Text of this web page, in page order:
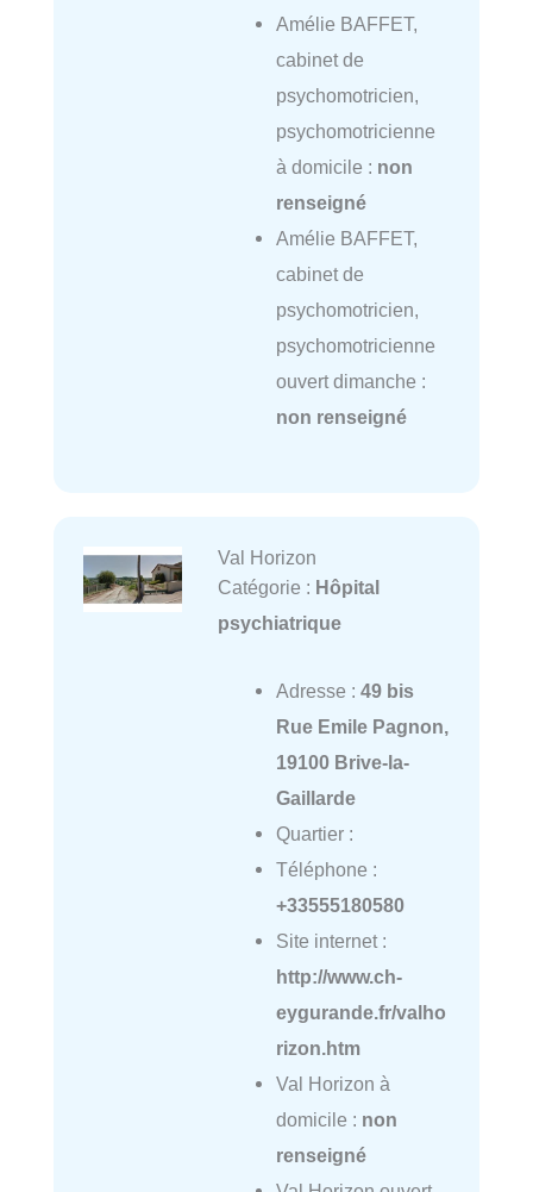
Amélie BAFFET,
cabinet de
psychomotricien,
psychomotricienne
à domicile : non
renseigné
Amélie BAFFET,
cabinet de
psychomotricien,
psychomotricienne
ouvert dimanche :
non renseigné
Val Horizon
Catégorie : Hôpital
psychiatrique
Adresse : 49 bis
Rue Emile Pagnon,
19100 Brive-la-
Gaillarde
Quartier :
Téléphone :
+33555180580
Site internet :
http://www.ch-
eygurande.fr/valho
rizon.htm
Val Horizon à
domicile : non
renseigné